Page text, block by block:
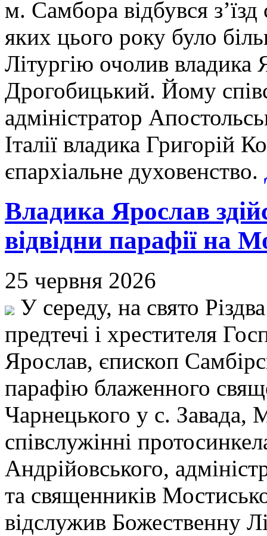
м. Самбора відбувся
яких цього року було
Літургію очолив владика
Дрогобицький. Йому
адміністратор
Італії владика Григорій
єпархіальне духовенство.
Владика Ярослав
відвідни парафії на
25 червня 2026
У середу, на свято
предтечі і хрестителя
Ярослав, єпископ
парафію блаженного
Чарнецького у с. Завада,
співслужінні
Андрійовського,
та священників
відслужив Божественну